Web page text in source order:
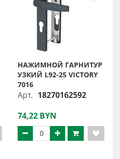
НАЖИМНОЙ ГАРНИТУР
УЗКИЙ L92-25 VICTORY
7016
Арт. 18270162592
74,22 BYN